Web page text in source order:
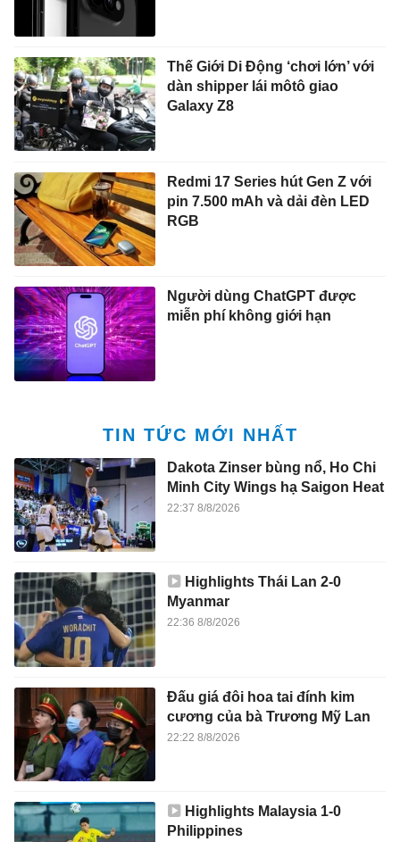
Thế Giới Di Động ‘chơi lớn’ với
dàn shipper lái môtô giao
Galaxy Z8
Redmi 17 Series hút Gen Z với
pin 7.500 mAh và dải đèn LED
RGB
Người dùng ChatGPT được
miễn phí không giới hạn
TIN TỨC MỚI NHẤT
Dakota Zinser bùng nổ, Ho Chi
Minh City Wings hạ Saigon Heat
22:37 8/8/2026
Highlights Thái Lan 2-0
Myanmar
22:36 8/8/2026
Đấu giá đôi hoa tai đính kim
cương của bà Trương Mỹ Lan
22:22 8/8/2026
Highlights Malaysia 1-0
Philippines